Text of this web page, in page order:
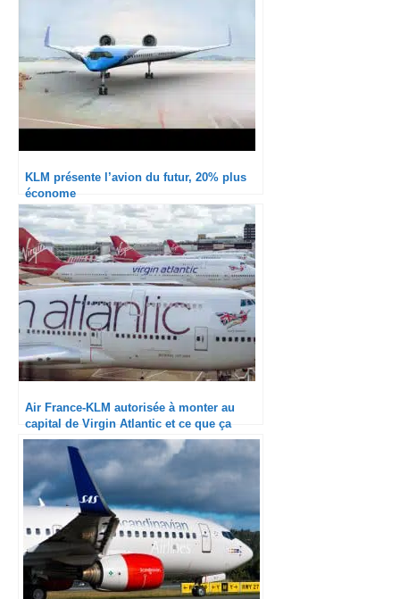
KLM présente l’avion du futur, 20% plus
économe
Air France-KLM autorisée à monter au
capital de Virgin Atlantic et ce que ça
laisse présager